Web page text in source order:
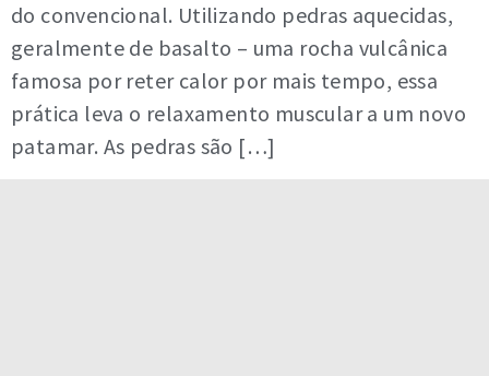
do convencional. Utilizando pedras aquecidas,
geralmente de basalto – uma rocha vulcânica
famosa por reter calor por mais tempo, essa
prática leva o relaxamento muscular a um novo
patamar. As pedras são […]